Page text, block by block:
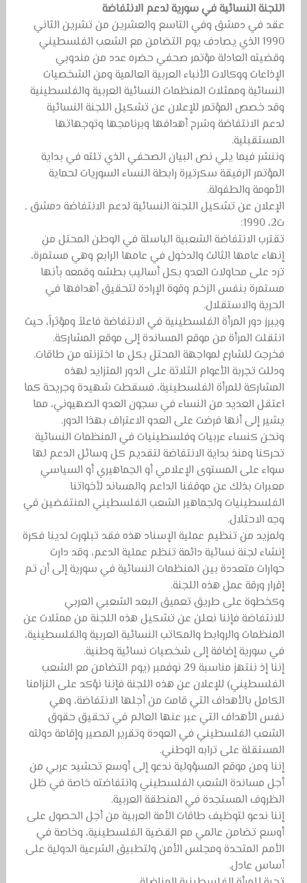
اللجنة النسائية في سورية لدعم الانتفاضة
عقد في دمشق وفي التاسع والعشرين من تشرين الثاني
1990 الذي يصادف يوم التضامن مع الشعب الفلسطيني
وقضيته العادلة مؤتمر صحفي حضره عدد من مندوبي
الإذاعات ووكالات الأنباء العربية العالمية ومن الشخصيات
النسائية وممثلات المنظمات النسائية العربية والفلسطينية
وقد خصص المؤتمر للإعلان عن تشكيل اللجنة النسائية
لدعم الانتفاضة وشرح أهدافها وبرنامجها وتوجهاتها
المستقبلية.
وننشر فيما يلي نص البيان الصحفي الذي تلته في بداية
المؤتمر الرفيقة سكرتيرة رابطة النساء السوريات لحماية
الأمومة والطفولة.
الإعلان عن تشكيل اللجنة النسائية لدعم الانتفاضة دمشق ـ
ت2، 1990:
تقترب الانتفاضة الشعبية الباسلة في الوطن المحتل من
إنهاء عامها الثالث والدخول في عامها الرابع وهي مستمرة،
ترد على محاولات العدو بكل أساليب بطشه وقمعه بأنها
مستمرة بنفس الزخم وقوة الإرادة لتحقيق أهدافها في
الحرية والاستقلال.
ويبرز دور المرأة الفلسطينية في الانتفاضة فاعلاً ومؤثراً، حيث
انتقلت المرأة من موقع المساندة إلى موقع المشاركة.
فخرجت للشارع لمواجهة المحتل بكل ما اختزنته من طاقات.
ودللت تجربة الأعوام الثلاثة على الدور المتزايد لهذه
المشاركة للمرأة الفلسطينية، فسقطت شهيدة وجريحة كما
اعتقل العديد من النساء في سجون العدو الصهيوني، مما
يشير إلى أنها فرضت على العدو الاعتراف بهذا الدور.
ونحن كنساء عربيات وفلسطينيات في المنظمات النسائية
تحركنا ومنذ بداية الانتفاضة لتقديم كل وسائل الدعم لها
سواء على المستوى الإعلامي أو الجماهيري أو السياسي
معبرات بذلك عن موقفنا الداعم والمساند لأخواتنا
الفلسطينيات ولجماهير الشعب الفلسطيني المنتفضين في
وجه الاحتلال.
ولمزيد من تنظيم عملية الإسناد هذه فقد تبلورت لدينا فكرة
إنشاء لجنة نسائية دائمة تنظم عملية الدعم، وقد دارت
حوارات متعددة بين المنظمات النسائية في سورية إلى أن تم
إقرار ورقة عمل هذه اللجنة.
وكخطوة على طريق تعميق البعد الشعبي العربي
للانتفاضة فإننا نعلن عن تشكيل هذه اللجنة من ممثلات عن
المنظمات والروابط والمكاتب النسائية العربية والفلسطينية،
في سورية إضافة إلى شخصيات نسائية وطنية.
إننا إذ ننتهز مناسبة 29 نوفمبر (يوم التضامن مع الشعب
الفلسطيني) للإعلان عن هذه اللجنة فإننا نؤكد على التزامنا
الكامل بالأهداف التي قامت من أجلها الانتفاضة، وهي
نفس الأهداف التي عبر عنها العالم في تحقيق حقوق
الشعب الفلسطيني في العودة وتقرير المصير وإقامة دولته
المستقلة على ترابه الوطني.
إننا ومن موقع المسؤولية ندعو إلى أوسع تحشيد عربي من
أجل مساندة الشعب الفلسطيني وانتفاضته خاصة في ظل
الظروف المستجدة في المنطقة العربية.
إننا ندعو لتوظيف طاقات الأمة العربية من أجل الحصول على
أوسع تضامن عالمي مع القضية الفلسطينية، وخاصة في
الأمم المتحدة ومجلس الأمن ولتطبيق الشرعية الدولية على
أساس عادل.